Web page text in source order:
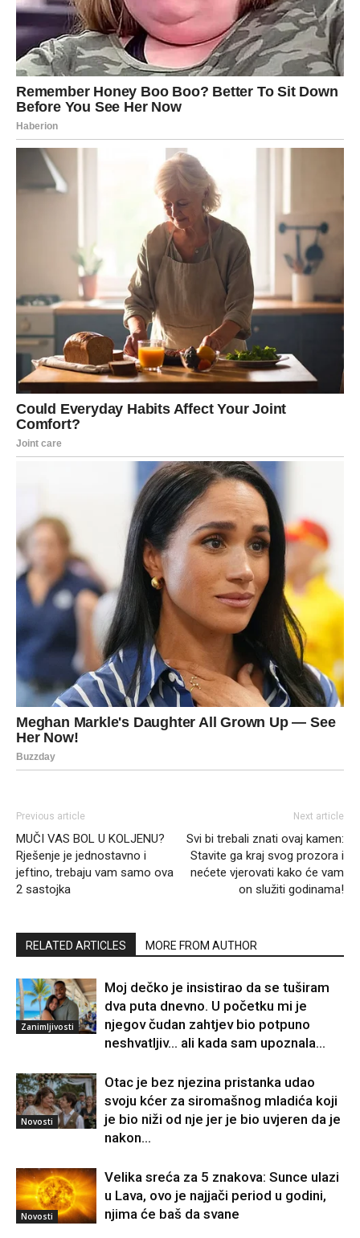
Previous article
MUČI VAS BOL U KOLJENU?
Rješenje je jednostavno i
jeftino, trebaju vam samo ova
2 sastojka
Next article
Svi bi trebali znati ovaj kamen:
Stavite ga kraj svog prozora i
nećete vjerovati kako će vam
on služiti godinama!
RELATED ARTICLES MORE FROM AUTHOR
Zanimljivosti
Moj dečko je insistirao da se tuširam
dva puta dnevno. U početku mi je
njegov čudan zahtjev bio potpuno
neshvatljiv… ali kada sam upoznala...
Novosti
Otac je bez njezina pristanka udao
svoju kćer za siromašnog mladića koji
je bio niži od nje jer je bio uvjeren da je
nakon...
Novosti
Velika sreća za 5 znakova: Sunce ulazi
u Lava, ovo je najjači period u godini,
njima će baš da svane